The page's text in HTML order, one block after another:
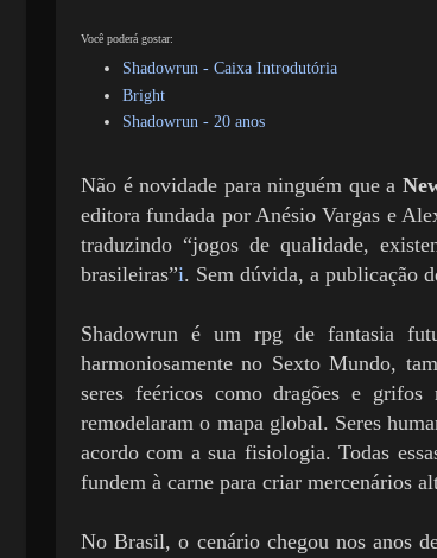
Você poderá gostar:
Shadowrun - Caixa Introdutória
Bright
Shadowrun - 20 anos
Não é novidade para ninguém que a
editora fundada por Anésio Vargas e
traduzindo “jogos de qualidade,
brasileiras”i. Sem dúvida, a publicação
Shadowrun é um rpg de fantasia
harmoniosamente no Sexto Mundo,
seres feéricos como dragões e grifos
remodelaram o mapa global. Seres
acordo com a sua fisiologia. Todas
fundem à carne para criar mercenários
No Brasil, o cenário chegou nos anos